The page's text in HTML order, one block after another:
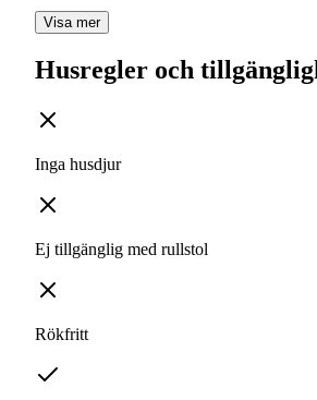
Visa mer
Husregler och
Inga husdjur
Ej tillgänglig med rullstol
Rökfritt